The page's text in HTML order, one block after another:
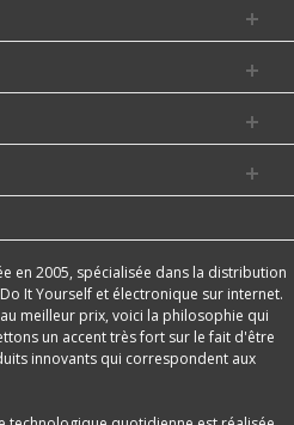
en 2005, spécialisée dans la distribution
It Yourself et électronique sur internet.
meilleur prix, voici la philosophie qui
un accent très fort sur le fait d'être
innovants qui correspondent aux